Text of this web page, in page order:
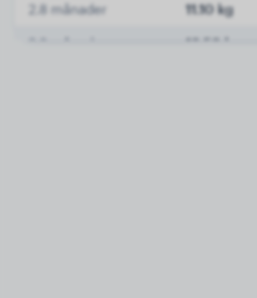
2.8 månader 11.10 kg
2.8 månader 10.50 kg